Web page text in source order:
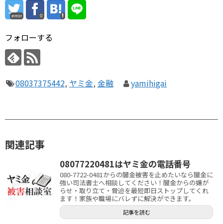
error 0
フォローする
08037375442, ヤミ金, 金融 yamihigai
関連記事
08077220481はヤミ金の電話番号
080-7722-0481からの闇金被害を止めたいなら闇金に
強い司法書士へ相談してください！闇金からの嫌が
らせ・取り立て・脅迫を最短即日ストップしてくれ
ます！家族や職場にバレずに解決ができます。
記事を読む